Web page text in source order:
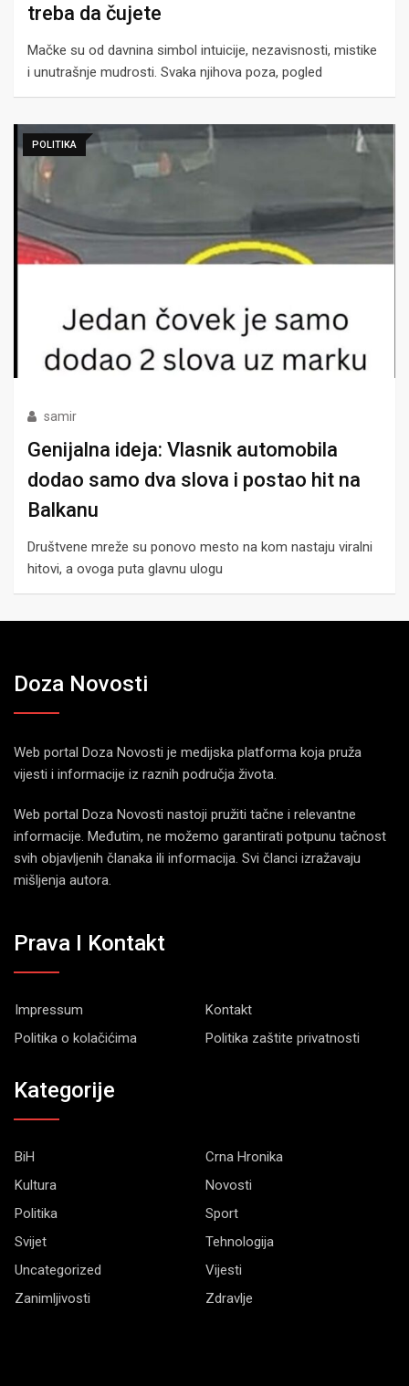
treba da čujete
Mačke su od davnina simbol intuicije, nezavisnosti, mistike
i unutrašnje mudrosti. Svaka njihova poza, pogled
POLITIKA
samir
Genijalna ideja: Vlasnik automobila
dodao samo dva slova i postao hit na
Balkanu
Društvene mreže su ponovo mesto na kom nastaju viralni
hitovi, a ovoga puta glavnu ulogu
Doza Novosti
Web portal Doza Novosti je medijska platforma koja pruža
vijesti i informacije iz raznih područja života.
Web portal Doza Novosti nastoji pružiti tačne i relevantne
informacije. Međutim, ne možemo garantirati potpunu tačnost
svih objavljenih članaka ili informacija. Svi članci izražavaju
mišljenja autora.
Prava I Kontakt
Impressum
Kontakt
Politika o kolačićima
Politika zaštite privatnosti
Kategorije
BiH
Crna Hronika
Kultura
Novosti
Politika
Sport
Svijet
Tehnologija
Uncategorized
Vijesti
Zanimljivosti
Zdravlje